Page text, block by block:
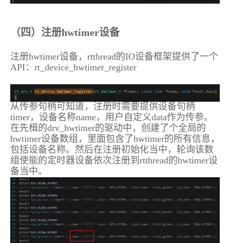
（四）注册hwtimer设备
注册hwtimer设备，rtthread的IO设备框架提供了一个
API：rt_device_hwtimer_register
从传参句柄可知道，注册时需要提供设备句柄
timer，设备名称name，用户自定义data作为传参。
在先楫的drv_hwtimer的驱动中，创建了个全局的
hwtimer设备数组，里面包含了hwtimer的所有信息，
包括设备名称。然后在注册初始化当中，轮询该数
组使能的定时器设备依次注册到rtthread的hwtimer设
备当中。